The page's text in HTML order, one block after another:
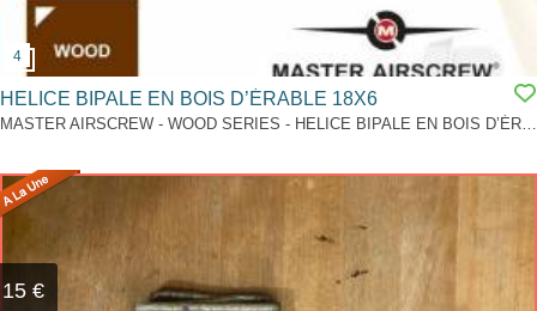
HELICE BIPALE EN BOIS D’ÉRABLE 18X6
15 €